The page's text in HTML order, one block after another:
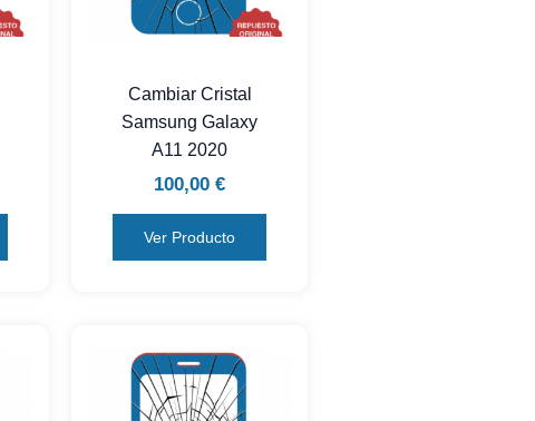
Cambiar Cristal
Samsung Galaxy
A11 2020
100,00 €
Ver Producto